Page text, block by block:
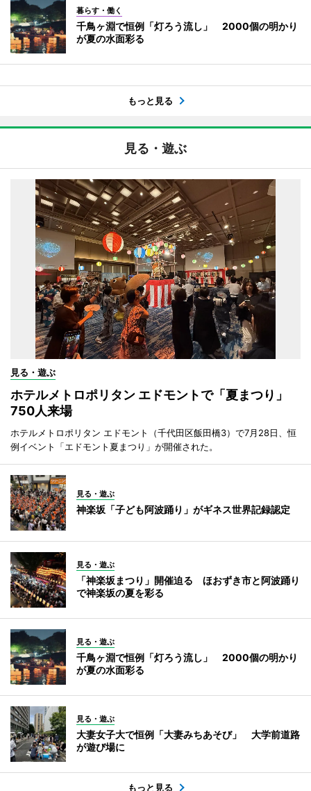
暮らす・働く
千鳥ヶ淵で恒例「灯ろう流し」 2000個の明かり
が夏の水面彩る
もっと見る
見る・遊ぶ
見る・遊ぶ
ホテルメトロポリタン エドモントで「夏まつり」
750人来場
ホテルメトロポリタン エドモント（千代田区飯田橋3）で7月28日、恒
例イベント「エドモント夏まつり」が開催された。
見る・遊ぶ
神楽坂「子ども阿波踊り」がギネス世界記録認定
見る・遊ぶ
「神楽坂まつり」開催迫る ほおずき市と阿波踊り
で神楽坂の夏を彩る
見る・遊ぶ
千鳥ヶ淵で恒例「灯ろう流し」 2000個の明かり
が夏の水面彩る
見る・遊ぶ
大妻女子大で恒例「大妻みちあそび」 大学前道路
が遊び場に
もっと見る